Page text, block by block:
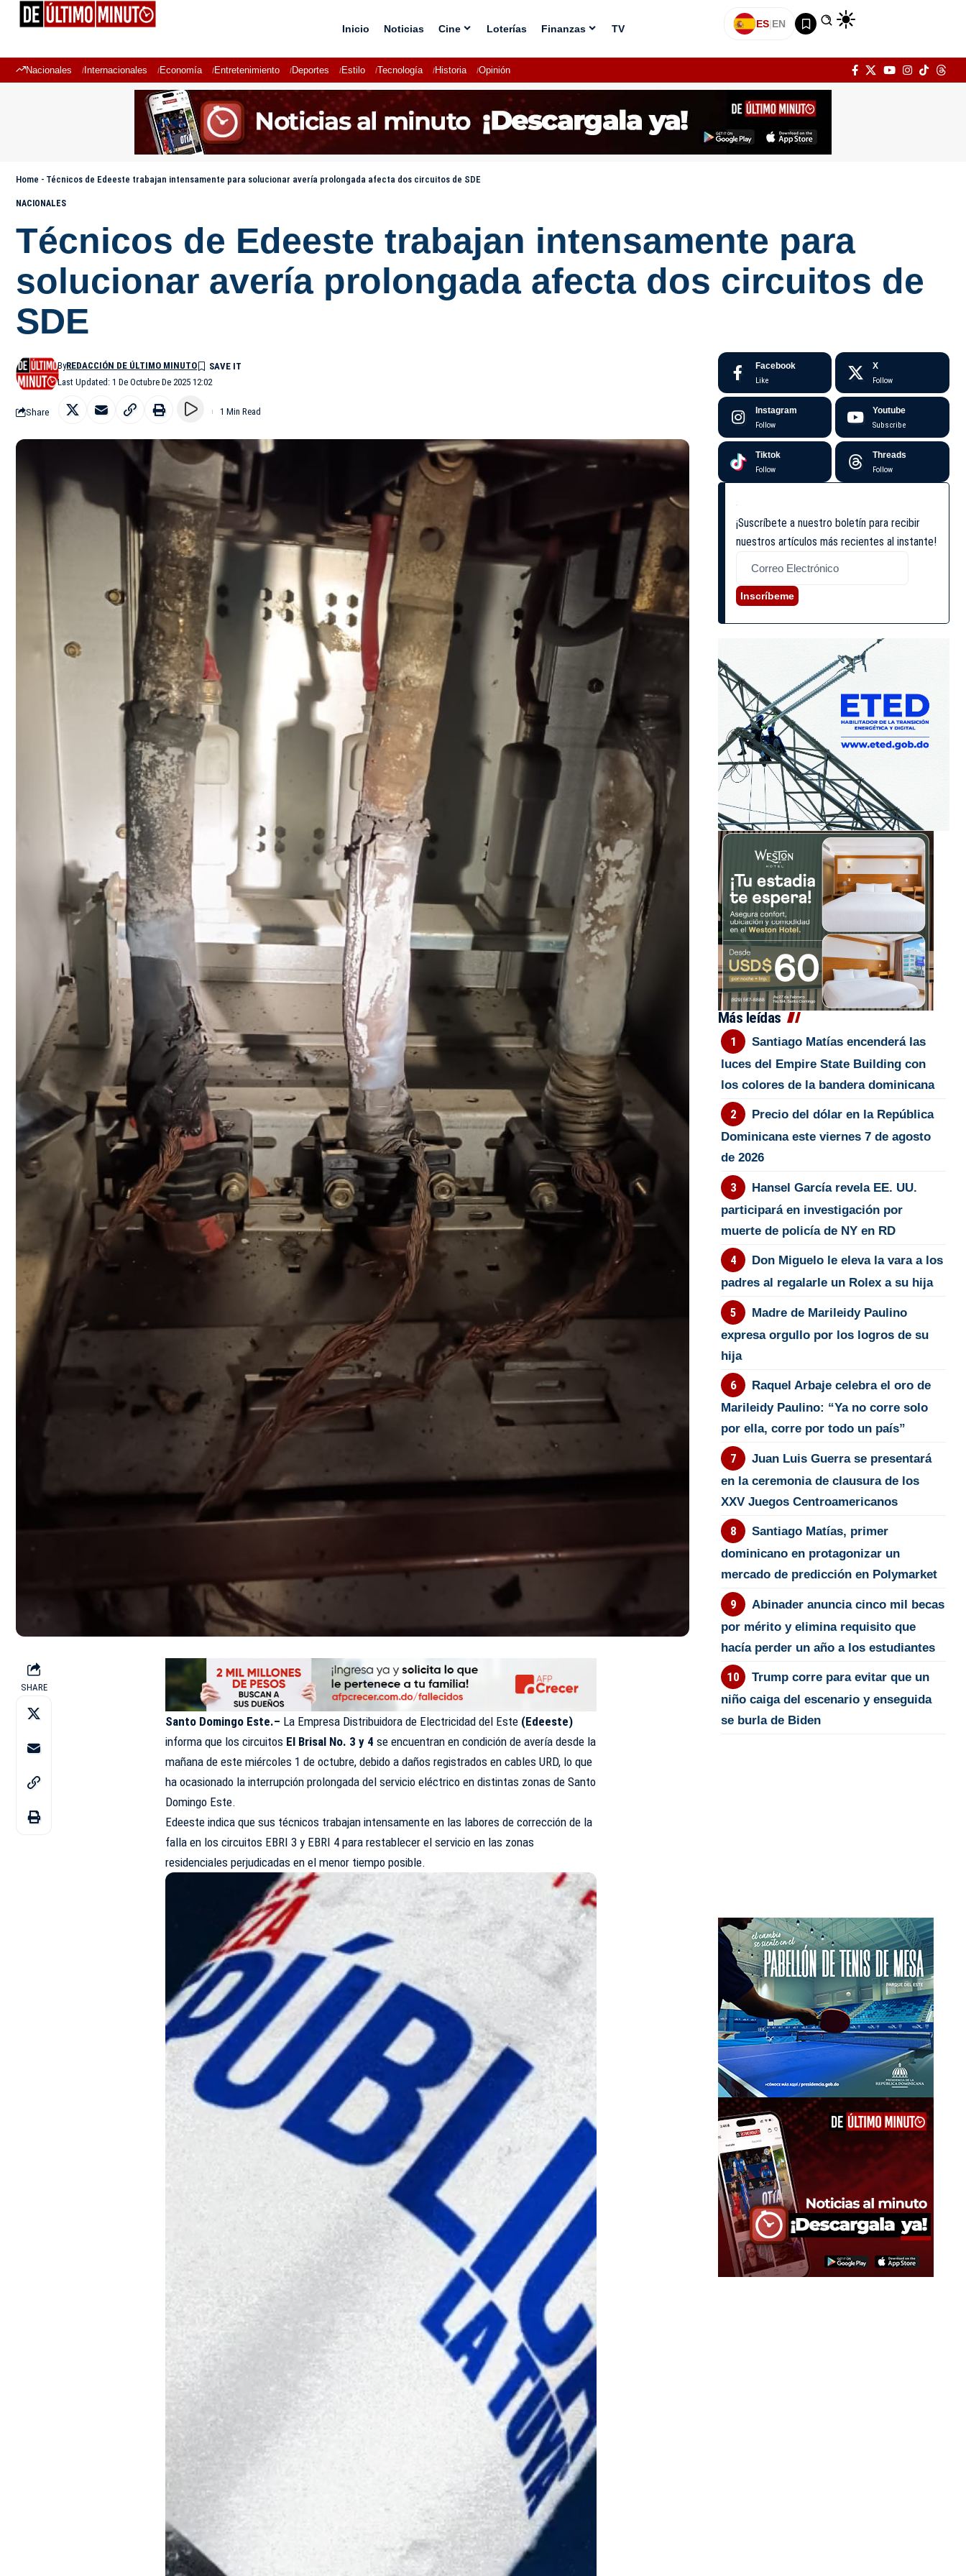
Inicio Noticias Cine Loterías Finanzas TV ES|EN
Nacionales Internacionales Economía Entretenimiento Deportes Estilo Tecnología Historia Opinión
Home - Técnicos de Edeeste trabajan intensamente para solucionar avería prolongada afecta dos circuitos de SDE
NACIONALES
Técnicos de Edeeste trabajan intensamente para
solucionar avería prolongada afecta dos circuitos de
SDE
Last Updated: 1 De Octubre De 2025 12:02
ByREDACCIÓN DE ÚLTIMO MINUTO
Share 1 Min Read
SHARE
Santo Domingo Este.– La Empresa Distribuidora de Electricidad del Este (Edeeste)
informa que los circuitos El Brisal No. 3 y 4se encuentran en condición de avería desde la
mañana de este miércoles 1 de octubre, debido a daños registrados en cables URD, lo que
ha ocasionado la interrupción prolongada del servicio eléctrico en distintas zonas de Santo
Domingo Este.
Edeeste indica que sus técnicos trabajan intensamente en las labores de corrección de la
falla en los circuitos EBRI 3 y EBRI 4 para restablecer el servicio en las zonas
residenciales perjudicadas en el menor tiempo posible.
Facebook
Like
X
Follow
Instagram
Follow
Youtube
Subscribe
Tiktok
Follow
Threads
Follow
¡Suscríbete a nuestro boletín para recibir
nuestros artículos más recientes al instante!
Inscríbeme
Más leídas
Santiago Matías encenderá las
luces del Empire State Building con
los colores de la bandera dominicana
Precio del dólar en la República
Dominicana este viernes 7 de agosto
de 2026
Hansel García revela EE. UU.
participará en investigación por
muerte de policía de NY en RD
Don Miguelo le eleva la vara a los
padres al regalarle un Rolex a su hija
Madre de Marileidy Paulino
expresa orgullo por los logros de su
hija
Raquel Arbaje celebra el oro de
Marileidy Paulino: “Ya no corre solo
por ella, corre por todo un país”
Juan Luis Guerra se presentará
en la ceremonia de clausura de los
XXV Juegos Centroamericanos
Santiago Matías, primer
dominicano en protagonizar un
mercado de predicción en Polymarket
Abinader anuncia cinco mil becas
por mérito y elimina requisito que
hacía perder un año a los estudiantes
Trump corre para evitar que un
niño caiga del escenario y enseguida
se burla de Biden